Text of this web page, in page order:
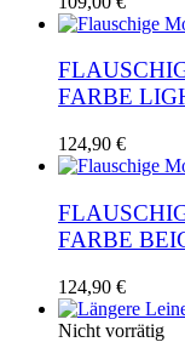
können
auf
gewählt
Produkt
mehrere
auf.
Optionen
können
der
werden
FARBE
124,90 €
FARBE
124,90 €
Nicht vorrätig